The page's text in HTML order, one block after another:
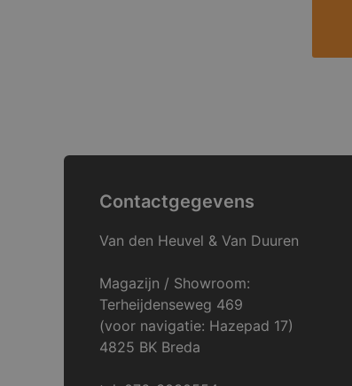
Contactgegevens
Van den Heuvel & Van Duuren
Magazijn / Showroom:
Terheijdenseweg 469
(voor navigatie: Hazepad 17)
4825 BK Breda